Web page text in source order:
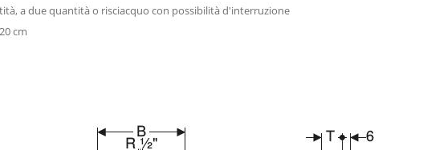
a due quantità o risciacquo con possibilità d'interruzione
cm